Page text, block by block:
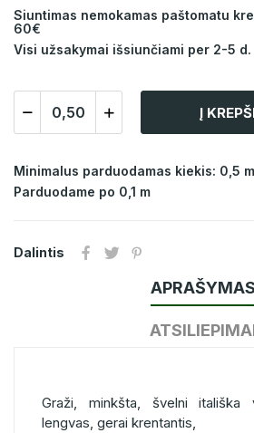
Siuntimas nemokamas paštomatu
60€
Visi užsakymai išsiunčiami per 2-5 d.
Į
Minimalus parduodamas kiekis: 0,5 m
Parduodame po 0,1 m
Dalintis
APRAŠYMAS
Graži, minkšta, švelni itališka
lengvas, gerai krentantis,